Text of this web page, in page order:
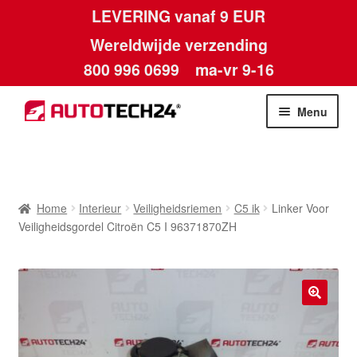
LEVERING vanaf 9 EUR
Wereldwijde verzending
800 996 0699 ma-vr 9-16
Ga
door
Ga
naar
Menu
Home Interieur Veiligheidsriemen C5 ik
Linker Voor
Veiligheidsgordel Citroën C5 I 96371870ZH